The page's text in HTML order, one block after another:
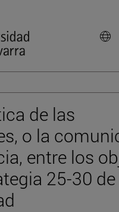
de las
o la
entre los
25-30 de